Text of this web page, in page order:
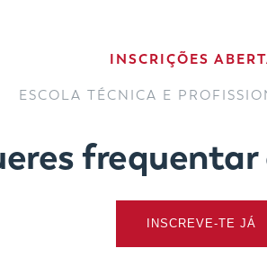
INSCRIÇÕES
ESCOLA TÉCNICA E
frequentar
INSCREVE-TE JÁ